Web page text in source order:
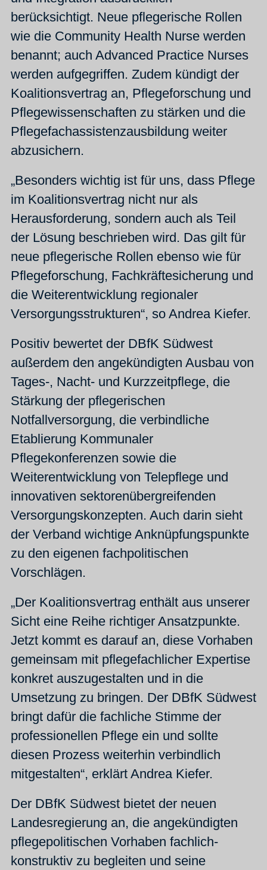
berücksichtigt. Neue pflegerische Rollen
wie die Community Health Nurse werden
benannt; auch Advanced Practice Nurses
werden aufgegriffen. Zudem kündigt der
Koalitionsvertrag an, Pflegeforschung und
Pflegewissenschaften zu stärken und die
Pflegefachassistenzausbildung weiter
abzusichern.
„Besonders wichtig ist für uns, dass Pflege
im Koalitionsvertrag nicht nur als
Herausforderung, sondern auch als Teil
der Lösung beschrieben wird. Das gilt für
neue pflegerische Rollen ebenso wie für
Pflegeforschung, Fachkräftesicherung und
die Weiterentwicklung regionaler
Versorgungsstrukturen“, so Andrea Kiefer.
Positiv bewertet der DBfK Südwest
außerdem den angekündigten Ausbau von
Tages-, Nacht- und Kurzzeitpflege, die
Stärkung der pflegerischen
Notfallversorgung, die verbindliche
Etablierung Kommunaler
Pflegekonferenzen sowie die
Weiterentwicklung von Telepflege und
innovativen sektorenübergreifenden
Versorgungskonzepten. Auch darin sieht
der Verband wichtige Anknüpfungspunkte
zu den eigenen fachpolitischen
Vorschlägen.
„Der Koalitionsvertrag enthält aus unserer
Sicht eine Reihe richtiger Ansatzpunkte.
Jetzt kommt es darauf an, diese Vorhaben
gemeinsam mit pflegefachlicher Expertise
konkret auszugestalten und in die
Umsetzung zu bringen. Der DBfK Südwest
bringt dafür die fachliche Stimme der
professionellen Pflege ein und sollte
diesen Prozess weiterhin verbindlich
mitgestalten“, erklärt Andrea Kiefer.
Der DBfK Südwest bietet der neuen
Landesregierung an, die angekündigten
pflegepolitischen Vorhaben fachlich-
konstruktiv zu begleiten und seine